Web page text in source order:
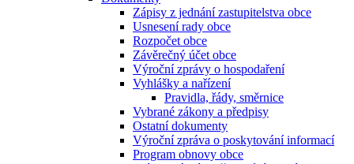
Zápisy z jednání zastupitelstva obce
Usnesení rady obce
Rozpočet obce
Závěrečný účet obce
Výroční zprávy o hospodaření
Vyhlášky a nařízení
Pravidla, řády, směrnice
Vybrané zákony a předpisy
Ostatní dokumenty
Výroční zpráva o poskytování informací
Program obnovy obce